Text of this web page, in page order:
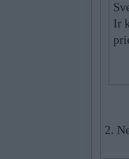
Ir
2.